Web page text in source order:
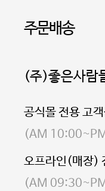
주문배송
(주)좋은사람
대표 이성현,박
소재지 서울특
통신판매업 신
사업자등록번
공식몰 전용 고객
(AM
오프라인(매장)
(AM